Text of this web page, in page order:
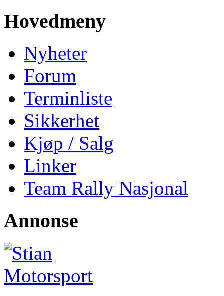
Hovedmeny
Nyheter
Forum
Terminliste
Sikkerhet
Kjøp / Salg
Linker
Team Rally Nasjonal
Annonse